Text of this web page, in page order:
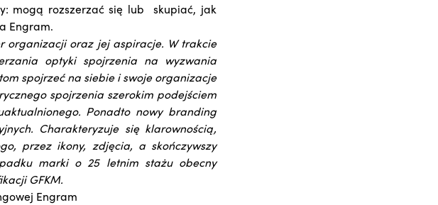
mogą rozszerzać się lub skupiać, jak
Engram.
organizacji oraz jej aspiracje. W trakcie
optyki spojrzenia na wyzwania
spojrzeć na siebie i swoje organizacje
spojrzenia szerokim podejściem
Ponadto nowy branding
Charakteryzuje się klarownością,
przez ikony, zdjęcia, a skończywszy
marki o 25 letnim stażu obecny
GFKM.
Engram